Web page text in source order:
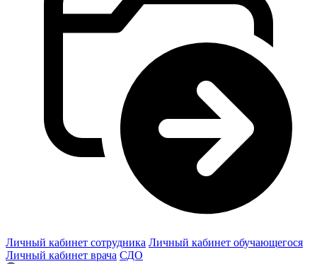
Личный кабинет сотрудника Личный кабинет обучающегося
Личный кабинет врача СДО